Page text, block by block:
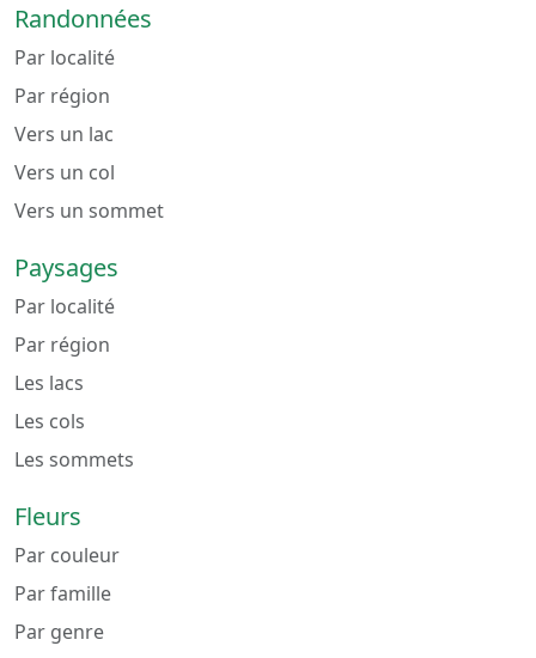
Randonnées
Par localité
Par région
Vers un lac
Vers un col
Vers un sommet
Paysages
Par localité
Par région
Les lacs
Les cols
Les sommets
Fleurs
Par couleur
Par famille
Par genre